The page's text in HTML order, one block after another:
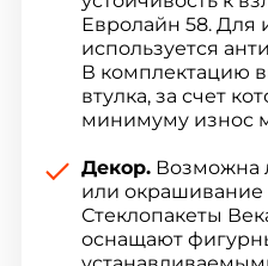
Евролайн 58. Для
используется
В комплектацию
втулка, за счет
минимуму износ
Декор.Возможна
или окрашивание
Стеклопакеты
оснащают